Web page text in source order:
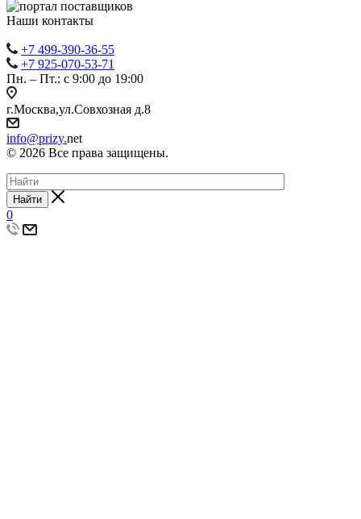
Наши контакты
+7 499-390-36-55
+7 925-070-53-71
Пн. – Пт.: с 9:00 до 19:00
г.Москва,ул.Совхозная д.8
info@prizy.net
© 2026 Все права защищены.
Найти
0